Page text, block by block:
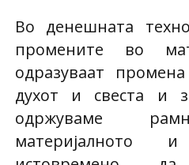
Во денешната
промените во
одразуваат
духот и свеста и
одржуваме
материјалното